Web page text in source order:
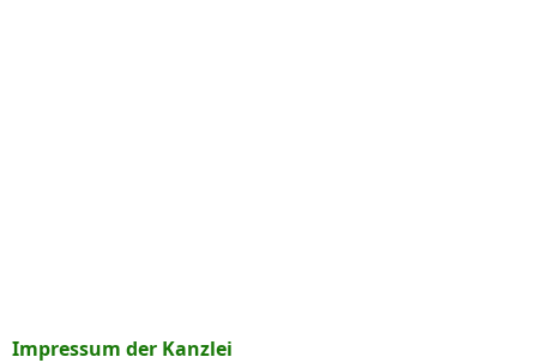
Impressum der Kanzlei